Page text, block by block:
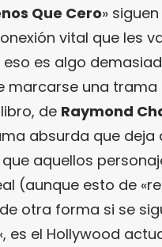
Que Cero»
vital que les
es algo
marcarse una
de Raymond
absurda que deja
aquellos
(aunque esto de
otra forma si se
es el Hollywood